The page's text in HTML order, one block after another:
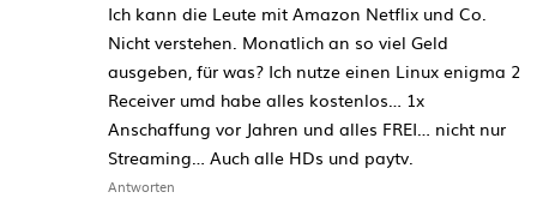
Ich kann die Leute mit Amazon Netflix und Co.
Nicht verstehen. Monatlich an so viel Geld
ausgeben, für was? Ich nutze einen Linux enigma 2
Receiver umd habe alles kostenlos… 1x
Anschaffung vor Jahren und alles FREI… nicht nur
Streaming… Auch alle HDs und paytv.
Antworten